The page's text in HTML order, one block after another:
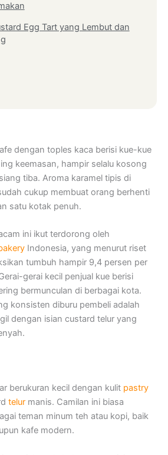
Egg Tart yang Lembut dan
dengan toples kaca berisi kue-kue
keemasan, hampir selalu kosong
tiba. Aroma karamel tipis di
cukup membuat orang berhenti
satu kotak penuh.
ini ikut terdorong oleh
Indonesia, yang menurut riset
tumbuh hampir 9,4 persen per
gerai kecil penjual kue berisi
bermunculan di berbagai kota.
konsisten diburu pembeli adalah
dengan isian custard telur yang
berukuran kecil dengan kulit pastry
telur manis. Camilan ini biasa
teman minum teh atau kopi, baik
kafe modern.